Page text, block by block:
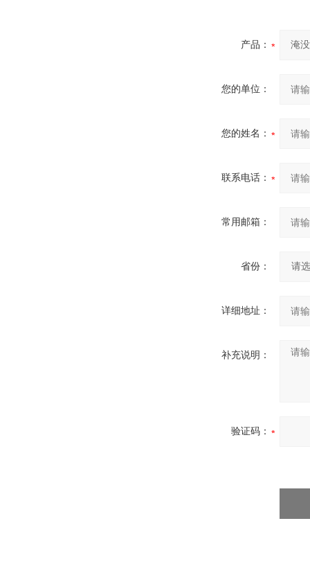
产品：
您的单位：
您的姓名：
联系电话：
常用邮箱：
省份：
详细地址：
补充说明：
验证码：